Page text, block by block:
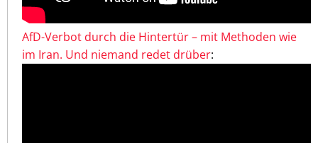
AfD-Verbot durch die Hintertür – mit Methoden wie
im Iran. Und niemand redet drüber: